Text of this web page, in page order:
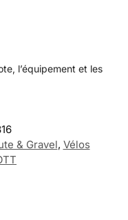
l’équipement et les
& Gravel, Vélos